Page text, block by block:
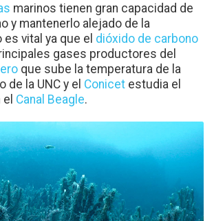
marinos tienen gran capacidad de
y mantenerlo alejado de la
es vital ya que el dióxido de carbono
gases productores del
que sube la temperatura de la
de la UNC y el Conicet estudia el
Canal Beagle.